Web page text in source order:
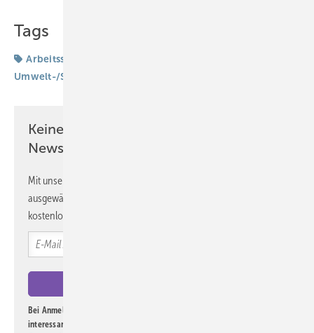
Tags
Arbeitsschutzstandards
Umwelt-/Sozialmedizin
Keine Zeit? Kein Problem mit dem ASU
Newsletter!
Mit unserem Newsletter erhalten Sie regelmäßig von uns
ausgewählte Informationen und Neuigkeiten, gebündelt und
kostenlos direkt ins Postfach.
Bei Anmeldung zu diesem Newsletter bin ich damit einverstanden, über
interessante Verlags- und Online-Angebote